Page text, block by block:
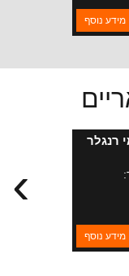
מידע נוסף
רנגלר
מידע נוסף
›